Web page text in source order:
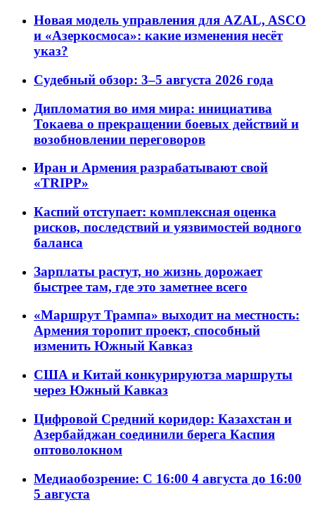
Новая модель управления для AZAL, ASCO
и «Азеркосмоса»: какие изменения несёт
указ?
Судебный обзор: 3–5 августа 2026 года
Дипломатия во имя мира: инициатива
Токаева о прекращении боевых действий и
возобновлении переговоров
Иран и Армения разрабатывают свой
«TRIPP»
Каспий отступает: комплексная оценка
рисков, последствий и уязвимостей водного
баланса
Зарплаты растут, но жизнь дорожает
быстрее там, где это заметнее всего
«Маршрут Трампа» выходит на местность:
Армения торопит проект, способный
изменить Южный Кавказ
США и Китай конкурируютза маршруты
через Южный Кавказ
Цифровой Средний коридор: Казахстан и
Азербайджан соединили берега Каспия
оптоволокном
Медиаобозрение: С 16:00 4 августа до 16:00
5 августа